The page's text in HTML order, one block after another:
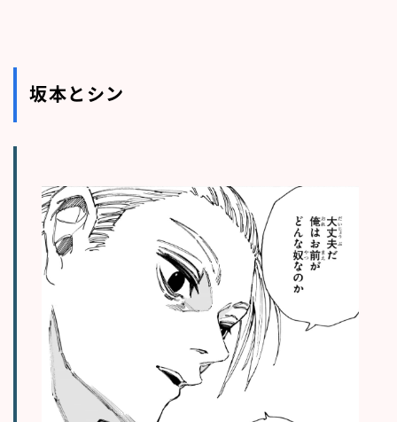
坂本とシン